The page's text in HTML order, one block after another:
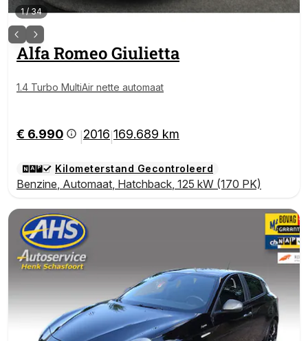
1/34
Alfa RomeoGiulietta
1.4 Turbo MultiAir nette automaat
€ 6.990 2016 169.689 km
Kilometerstand Gecontroleerd
Benzine, Automaat, Hatchback, 125 kW (170 PK)